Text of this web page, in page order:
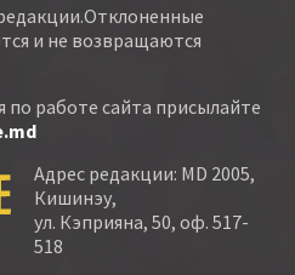
и не возвращаются
по работе сайта присылайте
Адрес редакции: MD 2005,
Кишинэу,
ул. Кэприяна, 50, оф. 517-
518